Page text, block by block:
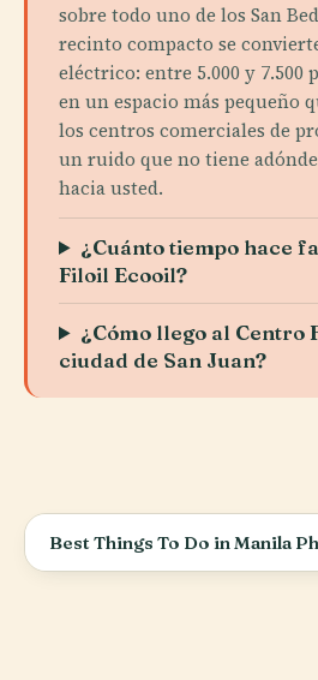
sobre todo uno de los San
recinto compacto se
eléctrico: entre 5.000 y 7.500
en un espacio más pequeño
los centros comerciales de
un ruido que no tiene
hacia usted.
¿Cuánto tiempo hace
Filoil Ecooil?
¿Cómo llego al Centro
ciudad de San Juan?